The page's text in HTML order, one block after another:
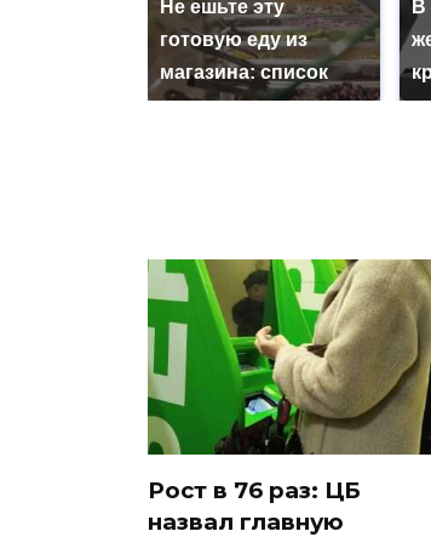
Не ешьте эту
готовую еду из
магазина: список
В
Рост в 76 раз: ЦБ
назвал главную